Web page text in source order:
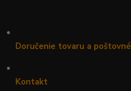
•
Doručenie tovaru a poštovné
•
Kontakt